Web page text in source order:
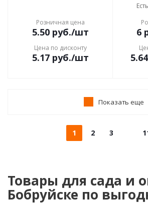
Розничная цена
5.50руб./шт
Цена по дисконту
5.17руб./шт
6
5.64
Показать еще
1 2 3
Товары для сада и
Бобруйске по